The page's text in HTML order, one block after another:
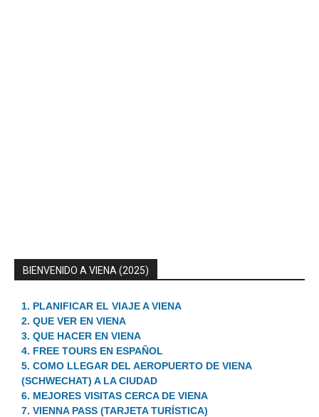
BIENVENIDO A VIENA (2025)
1. PLANIFICAR EL VIAJE A VIENA
2. QUE VER EN VIENA
3. QUE HACER EN VIENA
4. FREE TOURS EN ESPAÑOL
5. COMO LLEGAR DEL AEROPUERTO DE VIENA
(SCHWECHAT) A LA CIUDAD
6. MEJORES VISITAS CERCA DE VIENA
7. VIENNA PASS (TARJETA TURÍSTICA)